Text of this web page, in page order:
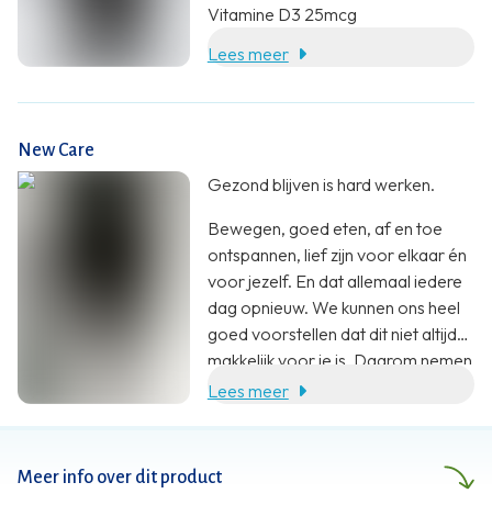
Vitamine D3 25mcg
Lees meer
Meer info over dit product
New Care
Gezond blijven is hard werken.
Bewegen, goed eten, af en toe
ontspannen, lief zijn voor elkaar én
voor jezelf. En dat allemaal iedere
dag opnieuw. We kunnen ons heel
goed voorstellen dat dit niet altijd
makkelijk voor je is. Daarom nemen
wij jou heel graag wat werk uit
Lees meer